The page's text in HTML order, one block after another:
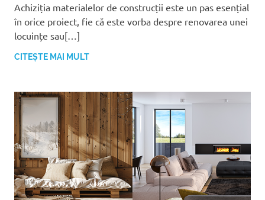
Achiziția materialelor de construcții este un pas esențial
în orice proiect, fie că este vorba despre renovarea unei
locuințe sau[…]
CITEȘTE MAI MULT